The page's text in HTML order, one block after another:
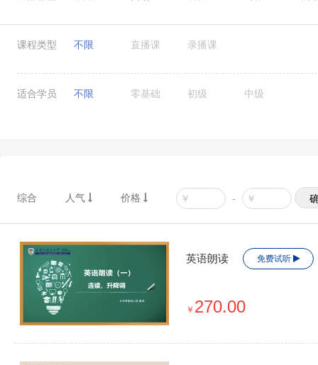
课程类型 不限 直播课 录播课
适合学员 不限 零基础 初级 中级
综合 人气 价格 -
英语朗读 免费试听
￥ 270.00